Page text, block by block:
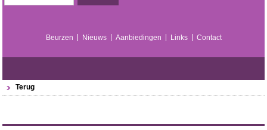
Beurzen Nieuws Aanbiedingen Links Contact
Terug